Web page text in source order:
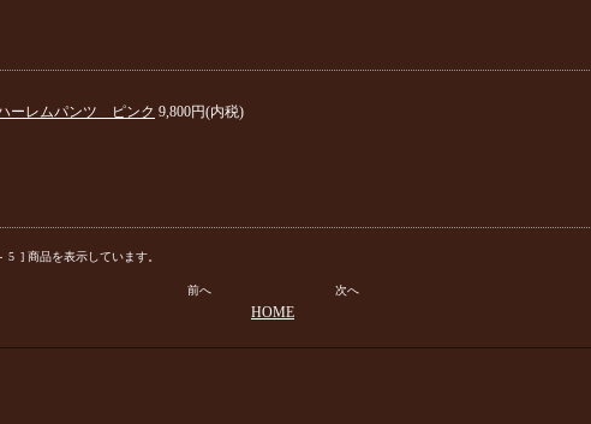
ーレムパンツ ピンク 9,800円(内税)
- 5 ] 商品を表示しています。
前へ 次へ
HOME